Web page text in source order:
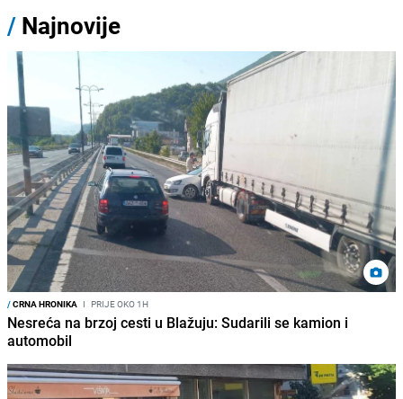
/ Najnovije
/CRNA HRONIKA I PRIJE OKO 1H
Nesreća na brzoj cesti u Blažuju: Sudarili se kamion i
automobil